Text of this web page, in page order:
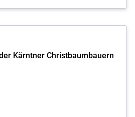
Kärntner Christbaumbauern